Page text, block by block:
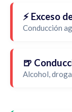
⚡ Exceso
Conducción
🍺
Alcohol,